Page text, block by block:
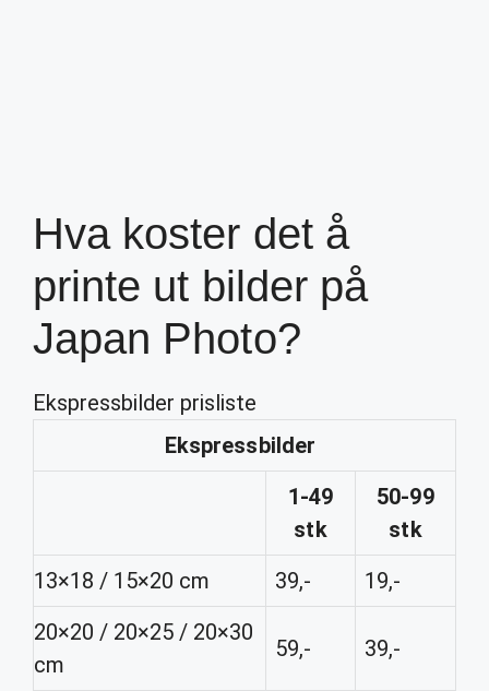
Hva koster det å
printe ut bilder på
Japan Photo?
Ekspressbilder prisliste
Ekspressbilder
1-49
stk
50-99
stk
13×18 / 15×20 cm
39,-
19,-
20×20 / 20×25 / 20×30
cm
59,- 39,-